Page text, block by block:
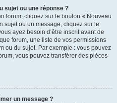
sujet ou une réponse ?
forum, cliquez sur le bouton « Nouveau
sujet ou un message, cliquez sur le
ayez besoin d’être inscrit avant de
forum, une liste de vos permissions
ou du sujet. Par exemple : vous pouvez
vous pouvez transférer des pièces
un message ?